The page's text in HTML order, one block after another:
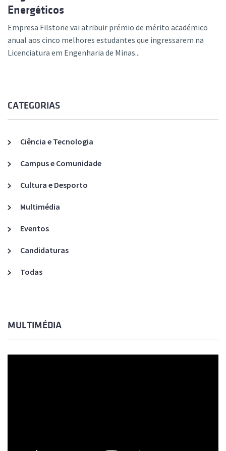
Energéticos
Empresa Filstone vai atribuir prémio de mérito académico
anual aos cinco melhores estudantes que ingressarem na
Licenciatura em Engenharia de Minas...
CATEGORIAS
Ciência e Tecnologia
Campus e Comunidade
Cultura e Desporto
Multimédia
Eventos
Candidaturas
Todas
MULTIMÉDIA